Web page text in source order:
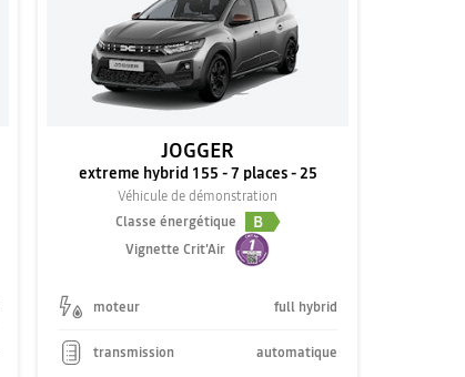
JOGGER
extreme hybrid 155 - 7 places - 25
Véhicule de démonstration
Classe énergétique
B
Vignette Crit'Air
moteur full hybrid
transmission automatique